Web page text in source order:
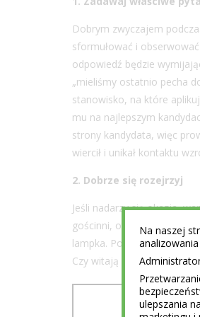
Dobrym zwyczajem
sformułować i
odpowiedź będzie
„mieliśmy ostatnio pecha
stanowisko, na które
mu na najlepszym
strony kandydata, więc
wiercił i unikał kontaktu
2. Dobrze się rozejrzyj
Jeśli nadarzy się okazja,
gościnni, otwarci czy
lampka. Podczas
Czy witają się ciepło są
Na naszej
ulepszania